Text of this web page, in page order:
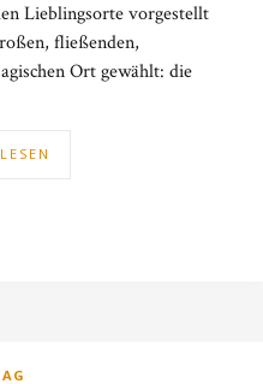
Lieblingsorte vorgestellt
fließenden,
Ort gewählt: die